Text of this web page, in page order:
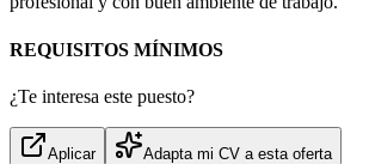
REQUISITOS MÍNIMOS
¿Te interesa este puesto?
Aplicar Adapta mi CV a esta oferta